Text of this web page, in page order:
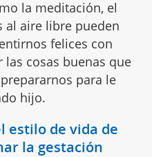
la meditación, el
al aire libre pueden
felices con
cosas buenas que
para le
hijo.
estilo de vida de
la gestación